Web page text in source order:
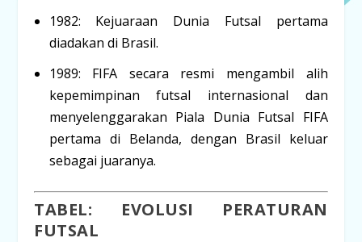
1982: Kejuaraan Dunia Futsal pertama
diadakan di Brasil.
1989:
FIFA secara resmi mengambil alih
kepemimpinan futsal internasional dan
menyelenggarakan Piala Dunia Futsal FIFA
pertama di Belanda, dengan Brasil keluar
sebagai juaranya.
TABEL: EVOLUSI PERATURAN
FUTSAL